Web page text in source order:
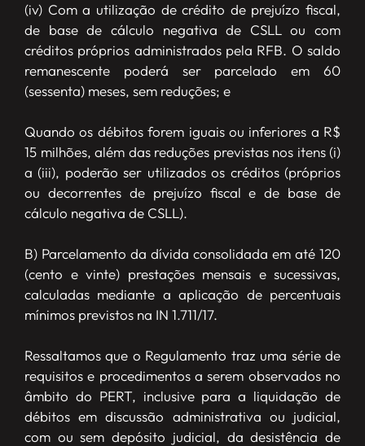
(iv) Com a utilização de crédito de prejuízo fiscal,
de base de cálculo negativa de CSLL ou com
créditos próprios administrados pela RFB. O saldo
remanescente poderá ser parcelado em 60
(sessenta) meses, sem reduções; e
Quando os débitos forem iguais ou inferiores a R$
15 milhões, além das reduções previstas nos itens (i)
a (iii), poderão ser utilizados os créditos (próprios
ou decorrentes de prejuízo fiscal e de base de
cálculo negativa de CSLL).
B) Parcelamento da dívida consolidada em até 120
(cento e vinte) prestações mensais e sucessivas,
calculadas mediante a aplicação de percentuais
mínimos previstos na IN 1.711/17.
Ressaltamos que o Regulamento traz uma série de
requisitos e procedimentos a serem observados no
âmbito do PERT, inclusive para a liquidação de
débitos em discussão administrativa ou judicial,
com ou sem depósito judicial, da desistência de